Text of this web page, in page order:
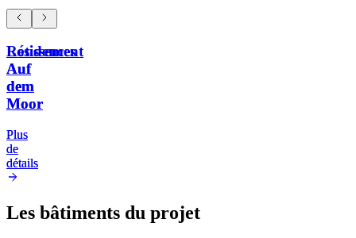
Lotissement
Auf
dem
Moor
Plus
de
détails
Résidences
Auf
dem
Moor
Plus
de
détails
Les bâtiments du projet